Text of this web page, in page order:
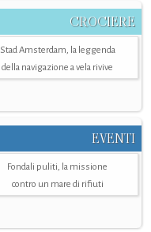
CROCIERE
Stad Amsterdam, la leggenda
della navigazione a vela rivive
EVENTI
Fondali puliti, la missione
contro un mare di rifiuti